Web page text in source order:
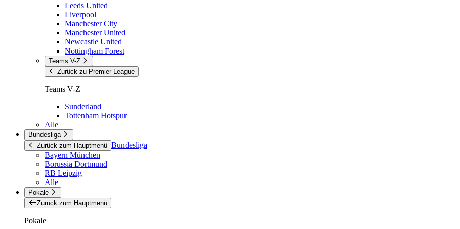
Leeds United
Liverpool
Manchester City
Manchester United
Newcastle United
Nottingham Forest
Teams V-Z
Zurück zu Premier League
Teams V-Z
Sunderland
Tottenham Hotspur
Alle
Bundesliga
Zurück zum Hauptmenü Bundesliga
Bayern München
Borussia Dortmund
RB Leipzig
Alle
Pokale
Zurück zum Hauptmenü
Pokale